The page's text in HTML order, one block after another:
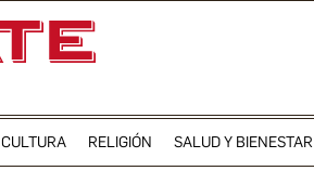
CULTURA RELIGIÓN SALUD Y BIENESTAR